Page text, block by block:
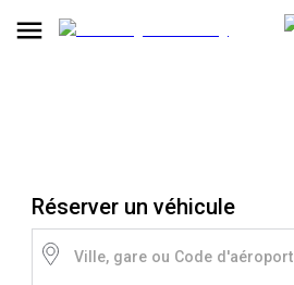
Réserver un véhicule
Ville, gare ou Code d'aéroport